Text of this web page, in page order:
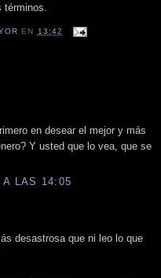
EN 13:42
en desear el mejor y más
Y usted que lo vea, que se
LAS 14:05
desastrosa que ni leo lo que